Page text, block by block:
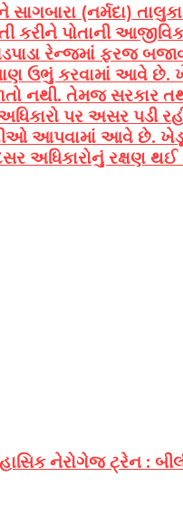
(નર્મદા)
પોતાની
રેન્જમાં ફરજ
ઉભું કરવામાં આવે છે.
નથી. તેમજ સરકાર
પર અસર પડી
આપવામાં આવે છે.
અધિકારોનું રક્ષણ
નેરોગેજ ટ્રેન :